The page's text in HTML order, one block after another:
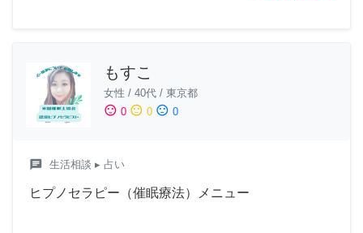
もすこ
女性 / 40代 / 東京都
sentiment_satisfied 0 sentiment_neutral 0 sentiment_dissatisfied 0
chat 生活相談 ▸ 占い
ヒプノセラピー（催眠療法）メニュー